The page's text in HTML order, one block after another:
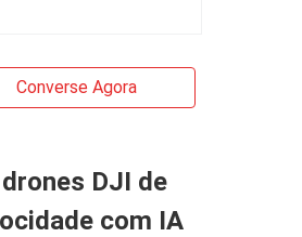
Converse Agora
DJI de
com IA